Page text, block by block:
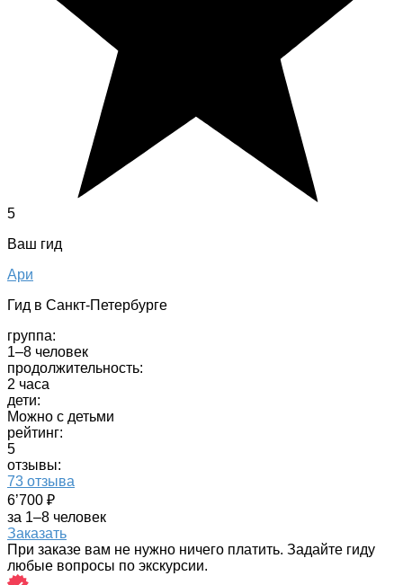
5
Ваш гид
Ари
Гид в Санкт-Петербурге
группа:
1–8 человек
продолжительность:
2 часа
дети:
Можно с детьми
рейтинг:
5
отзывы:
73 отзыва
6’700 ₽
за 1–8 человек
Заказать
При заказе вам не нужно ничего платить. Задайте гиду
любые вопросы по экскурсии.